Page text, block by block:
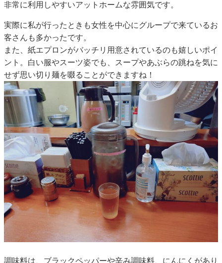
非常に利用しやすいアットホームな雰囲気です。
実際に私が行ったときも女性を中心にグループで来ているお
客さんも多かったです。
また、紙エプロンがバッチリ用意されているのも嬉しいポイ
ント。白い服やスーツ姿でも、スープやあぶらの跳ねを気に
せず思い切り麺を啜ることができますね！
調味料は、ブラックペッパーや辛み調味料、にんにくがあり